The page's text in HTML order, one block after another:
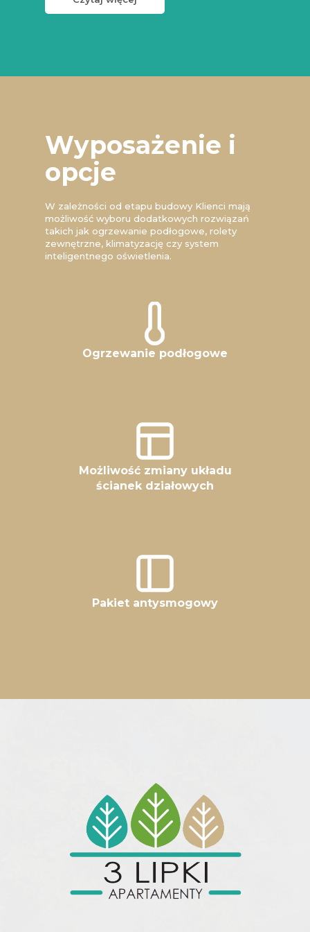
Wyposażenie i
opcje
W zależności od etapu budowy Klienci mają
możliwość wyboru dodatkowych rozwiązań
takich jak ogrzewanie podłogowe, rolety
zewnętrzne, klimatyzację czy system
inteligentnego oświetlenia.
Ogrzewanie podłogowe
Możliwość zmiany układu
ścianek działowych
Pakiet antysmogowy